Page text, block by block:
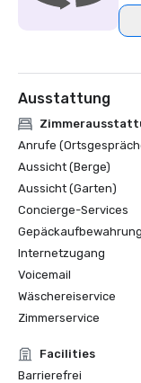
Auszeichnungen
Auszeichnungen
2021
Best of Award of
Silicon
#1 Die härtesten
Golfweek
#7 Die 100 besten
#69 in den USA
Ausstattung
Anrufe
Aussicht (Berge)
Aussicht (Garten)
Concierge-Services
Gepäckaufbewahrung
Internetzugang
Voicemail
Wäschereiservice
Zimmerservice
Facilities
Barrierefrei